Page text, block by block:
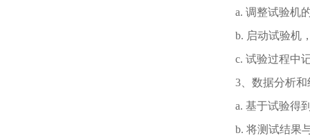
a. 调整试验机
b. 启动试验机
c. 试验过程中
3、 数据分析
a. 基于试验得
b. 将测试结果